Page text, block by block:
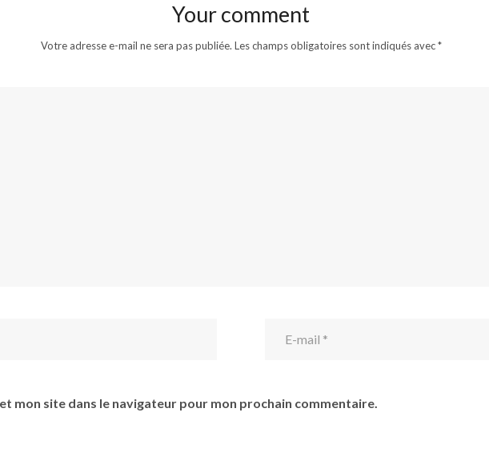
Your comment
Votre adresse e-mail ne sera pas publiée. Les champs obligatoires sont indiqués avec*
mon site dans le navigateur pour mon prochain commentaire.